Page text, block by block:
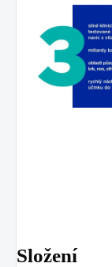
Složení